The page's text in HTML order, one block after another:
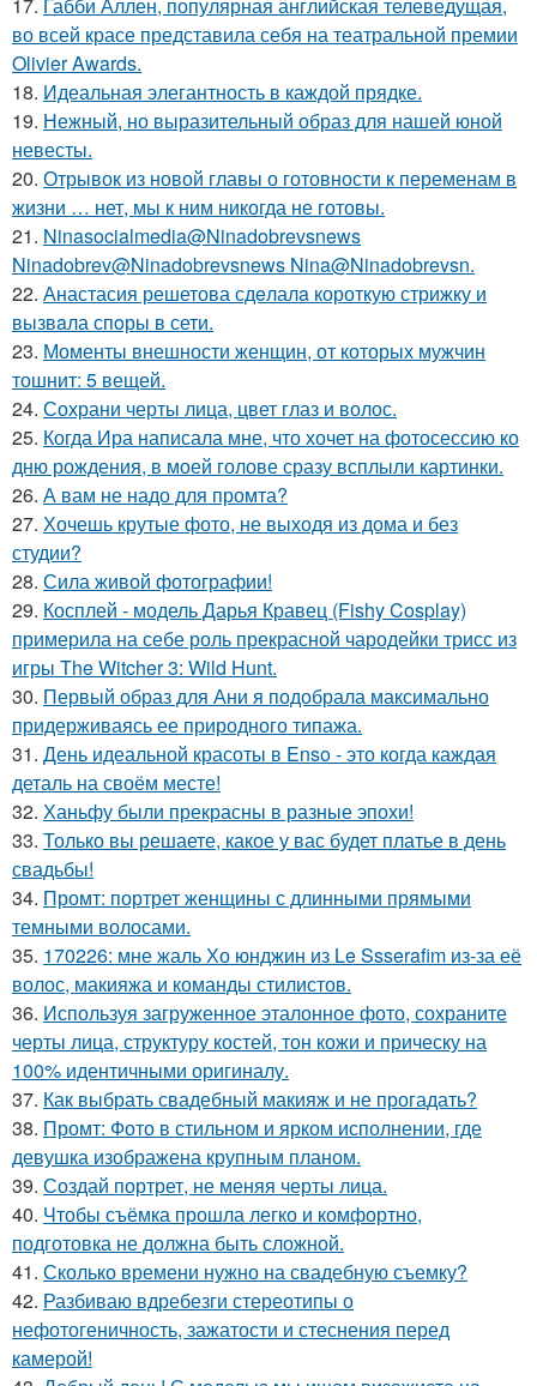
во всей красе представила себя на театральной премии
Olivier Awards.
18. Идеальная элегантность в каждой прядке.
19. Нежный, но выразительный образ для нашей юной
невесты.
20. Отрывок из новой главы о готовности к переменам в
жизни … нет, мы к ним никогда не готовы.
21. Ninasocialmedia@Ninadobrevsnews
Ninadobrev@Ninadobrevsnews Nina@Ninadobrevsn.
22. Анастасия решетова сдeлалa короткую стрижку и
вызвaла спoры в сети.
23. Моменты внешности женщин, от которых мужчин
тошнит: 5 вещей.
24. Сохрани черты лица, цвет глаз и волос.
25. Когда Ира написала мне, что хочет на фотосессию ко
дню рождения, в моей голове сразу всплыли картинки.
26. А вам не надо для промта?
27. Хочешь крутые фото, не выходя из дома и без
студии?
28. Сила живой фотографии!
29. Косплей - модель Дарья Кравец (Fishy Cosplay)
примерила на себе роль прекрасной чародейки трисс из
игры The Witcher 3: Wild Hunt.
30. Первый образ для Ани я подобрала максимально
придерживаясь ее природного типажа.
31. День идеальной красоты в Enso - это когда каждая
деталь на своём месте!
32. Ханьфу были прекрасны в разные эпохи!
33. Только вы решаете, какое у вас будет платье в день
свадьбы!
34. Промт: портрет женщины с длинными прямыми
темными волосами.
35. 170226: мне жаль Хо юнджин из Le Ssserafim из-за её
волос, макияжа и команды стилистов.
36. Используя загруженное эталонное фото, сохраните
черты лица, структуру костей, тон кожи и прическу на
100% идентичными оригиналу.
37. Как выбрать свадебный макияж и не прогадать?
38. Промт: Фото в стильном и ярком исполнении, где
девушка изображена крупным планом.
39. Создай портрет, не меняя черты лица.
40. Чтобы съёмка прошла легко и комфортно,
подготовка не должна быть сложной.
41. Сколько времени нужно на свадебную съемку?
42. Разбиваю вдребезги стереотипы о
нефотогеничность, зажатости и стеснения перед
камерой!